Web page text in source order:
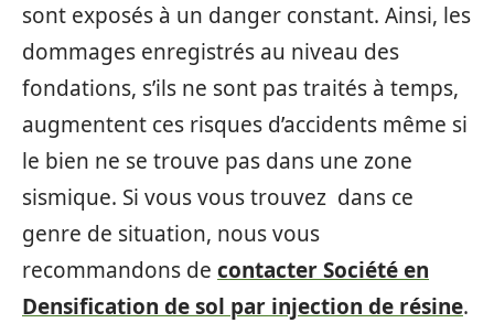
sont exposés à un danger constant. Ainsi, les
dommages enregistrés au niveau des
fondations, s’ils ne sont pas traités à temps,
augmentent ces risques d’accidents même si
le bien ne se trouve pas dans une zone
sismique. Si vous vous trouvez dans ce
genre de situation, nous vous
recommandons de contacter Société en
Densification de sol par injection de résine.